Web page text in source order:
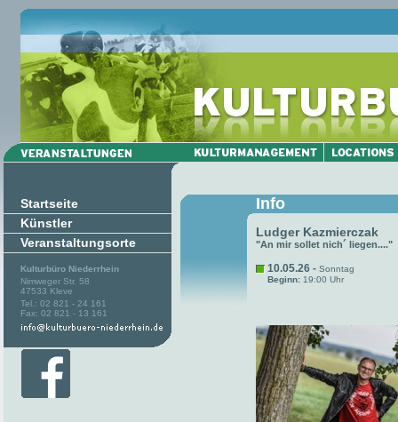
Startseite
Künstler
Veranstaltungsorte
Kulturbüro Niederrhein
Nimweger Str. 58
47533 Kleve
Tel.: 02 821 - 24 161
Fax: 02 821 - 13 161
Info
Ludger Kazmierczak
"An mir sollet nich´ liegen...."
10.05.26 - Sonntag
Beginn: 19:00 Uhr